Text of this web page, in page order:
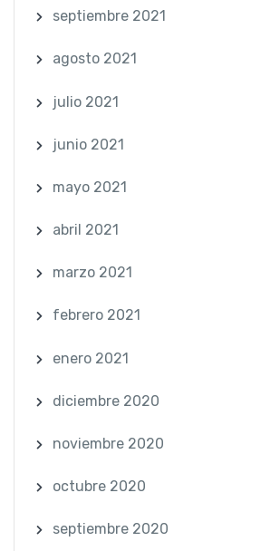
septiembre 2021
agosto 2021
julio 2021
junio 2021
mayo 2021
abril 2021
marzo 2021
febrero 2021
enero 2021
diciembre 2020
noviembre 2020
octubre 2020
septiembre 2020